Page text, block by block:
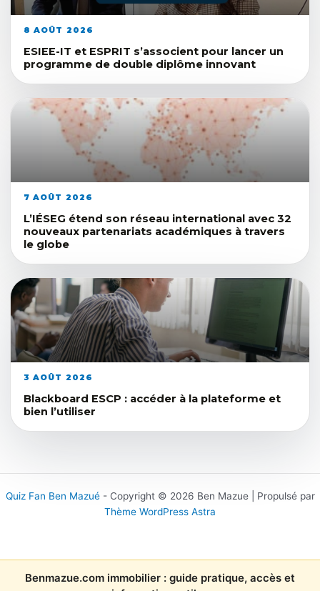
8 AOÛT 2026
ESIEE-IT et ESPRIT s’associent pour lancer un
programme de double diplôme innovant
7 AOÛT 2026
L’IÉSEG étend son réseau international avec 32
nouveaux partenariats académiques à travers
le globe
3 AOÛT 2026
Blackboard ESCP : accéder à la plateforme et
bien l’utiliser
Quiz Fan Ben Mazué- Copyright © 2026 Ben Mazue | Propulsé par
Thème WordPress Astra
Benmazue.com immobilier : guide pratique, accès et